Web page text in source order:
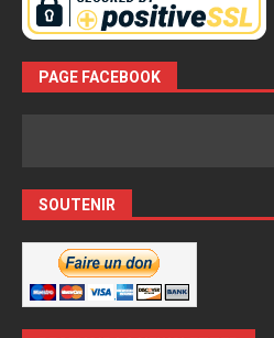
PAGE FACEBOOK
SOUTENIR